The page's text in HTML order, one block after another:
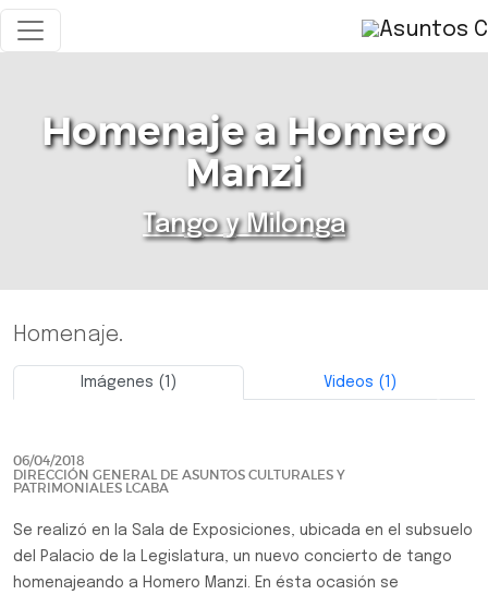
Homenaje a Homero
Manzi
Tango y Milonga
Homenaje.
Imágenes (1) Videos (1)
06/04/2018
DIRECCIÓN GENERAL DE ASUNTOS CULTURALES Y
PATRIMONIALES LCABA
Se realizó en la Sala de Exposiciones, ubicada en el subsuelo
del Palacio de la Legislatura, un nuevo concierto de tango
homenajeando a Homero Manzi. En ésta ocasión se